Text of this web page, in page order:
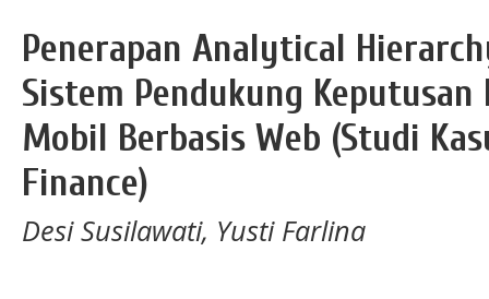
Penerapan Analytical
Sistem Pendukung
Mobil Berbasis Web (Studi
Finance)
Desi Susilawati, Yusti Farlina